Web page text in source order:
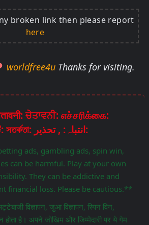
broken link then please report
here
worldfree4u Thanks for visiting.
ਚੇਤਾਵਨੀ: எச்சரிக்கை:
హెచ్చరిక: ಎಚ್ಚರಿಕೆ: সতর্কতা: انتباہ: , تحذير:
ads, gambling ads, spin win,
can be harmful. Play at your own
They can be addictive and
financial loss. Please be cautious.**
विज्ञापन, जुआ विज्ञापन, स्पिन विन,
है। अपने जोखिम और जिम्मेदारी पर ये गेम